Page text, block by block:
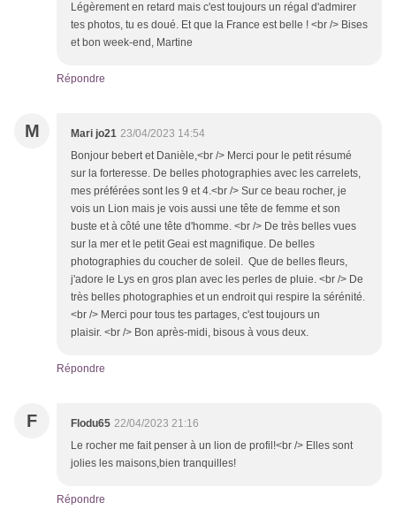
Légèrement en retard mais c'est toujours un régal d'admirer
tes photos, tu es doué. Et que la France est belle ! <br /> Bises
et bon week-end, Martine
Répondre
M Mari jo21 23/04/2023 14:54
Bonjour bebert et Danièle,<br /> Merci pour le petit résumé
sur la forteresse. De belles photographies avec les carrelets,
mes préférées sont les 9 et 4.<br /> Sur ce beau rocher, je
vois un Lion mais je vois aussi une tête de femme et son
buste et à côté une tête d'homme. <br /> De très belles vues
sur la mer et le petit Geai est magnifique. De belles
photographies du coucher de soleil. Que de belles fleurs,
j'adore le Lys en gros plan avec les perles de pluie. <br /> De
très belles photographies et un endroit qui respire la sérénité.
<br /> Merci pour tous tes partages, c'est toujours un
plaisir. <br /> Bon après-midi, bisous à vous deux.
Répondre
F Flodu65 22/04/2023 21:16
Le rocher me fait penser à un lion de profil!<br /> Elles sont
jolies les maisons,bien tranquilles!
Répondre